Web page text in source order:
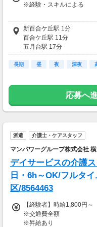
※経験・スキルによる
時給1225円以上
新百合ケ丘駅 1分
百合ケ丘駅 11分
五月台駅 17分
柿生駅 22分
読売ランド前駅 26分
長期 昼 夜 深夜
応募へ
派遣 介護士・ケアスタッフ
マンパワーグループ株式会社
デイサービスの介護
日・6h～OK/フルタ
区/8564463
【経験者】時給1,800円～
※交通費全額
※昇給あり